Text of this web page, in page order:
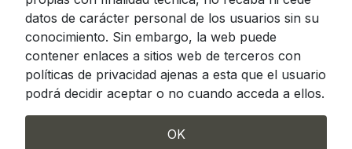
datos de carácter personal de los usuarios sin su
conocimiento. Sin embargo, la web puede
contener enlaces a sitios web de terceros con
políticas de privacidad ajenas a esta que el usuario
podrá decidir aceptar o no cuando acceda a ellos.
OK